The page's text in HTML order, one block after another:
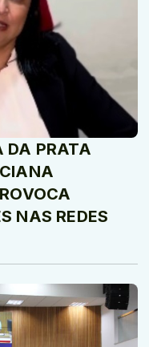
DA PRATA
NAS REDES